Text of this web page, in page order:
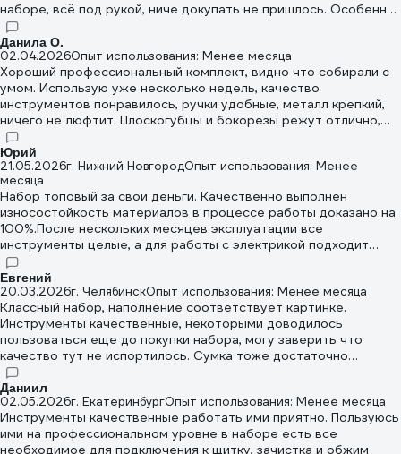
наборе, всё под рукой, ниче докупать не пришлось. Особенно
респект за нож с пяткой, изоляцию снимает аккуратно и жилы
Данила О.
02.04.2026Опыт использования: Менее месяца
Хороший профессиональный комплект, видно что собирали с
умом. Использую уже несколько недель, качество
инструментов понравилось, ручки удобные, металл крепкий,
ничего не люфтит. Плоскогубцы и бокорезы режут отлично,
кабелерез тоже порадовал.
Юрий
21.05.2026г. Нижний НовгородОпыт использования: Менее
месяца
Набор топовый за свои деньги. Качественно выполнен
износостойкость материалов в процессе работы доказано на
100%.После нескольких месяцев эксплуатации все
инструменты целые, а для работы с электрикой подходит
идеально.
Евгений
20.03.2026г. ЧелябинскОпыт использования: Менее месяца
Классный набор, наполнение соответствует картинке.
Инструменты качественные, некоторыми доводилось
пользоваться еще до покупки набора, могу заверить что
качество тут не испортилось. Сумка тоже достаточно
удобная. Рекомендую
Даниил
02.05.2026г. ЕкатеринбургОпыт использования: Менее месяца
Инструменты качественные работать ими приятно. Пользуюсь
ими на профессиональном уровне в наборе есть все
необходимое для подключения к щитку, зачистка и обжим